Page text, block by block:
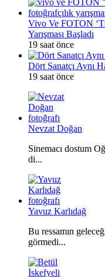
Vivo Ve FOTON
Yarışması Başladı
19 saat önce
Dört Sanatçı Aynı
19 saat önce
Nevzat Doğan
Sinemacı dostum
di...
Yavuz Karlıdağ
Bu ressamın
görmedi...